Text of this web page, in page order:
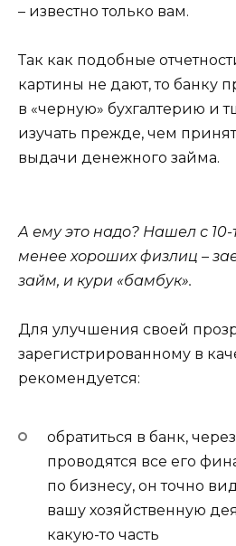
– известно только вам.
Так как подобные
картины не дают, то банку
в «черную» бухгалтерию и
изучать прежде, чем
выдачи денежного займа.
А ему это надо? Нашел с
менее хороших физлиц –
займ, и кури «бамбук».
Для улучшения своей
зарегистрированному в
рекомендуется:
обратиться в банк,
проводятся все его
по бизнесу, он точно
вашу хозяйственную
какую-то часть